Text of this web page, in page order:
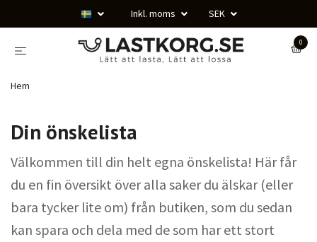
Inkl. moms SEK
0
Hem
Din önskelista
Välkommen till din helt egna önskelista! Här får
du en fin översikt över alla saker du älskar (eller
bara tycker lite om) från butiken, som du sedan
kan spara och dela med de som har ett stort